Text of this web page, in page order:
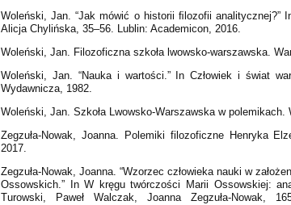
Woleński, Jan. “Jak mówić o historii ﬁlozofii analitycznej?”
Alicja Chylińska, 35–56. Lublin: Academicon, 2016.
Woleński, Jan. Filozoficzna szkoła lwowsko-warszawska.
Woleński, Jan. “Nauka i wartości.” In Człowiek i świat
Wydawnicza, 1982.
Woleński, Jan. Szkoła Lwowsko-Warszawska w polemikach.
Zegzuła-Nowak, Joanna. Polemiki filozoficzne Henryka
2017.
Zegzuła-Nowak, Joanna. “Wzorzec człowieka nauki w
Ossowskich.” In W kręgu twórczości Marii Ossowskiej:
Turowski, Paweł Walczak, Joanna Zegzuła-Nowak,